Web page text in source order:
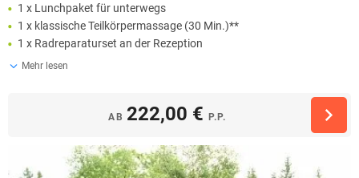
1 x Lunchpaket für unterwegs
1 x klassische Teilkörpermassage (30 Min.)**
1 x Radreparaturset an der Rezeption
Mehr lesen
AB 222,00 € P.P.